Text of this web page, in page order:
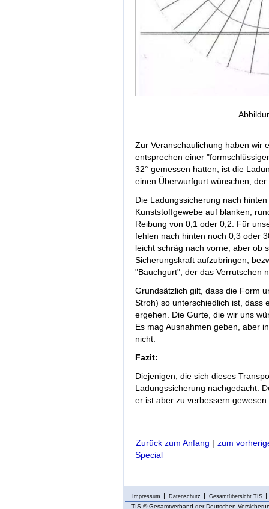
Zur Veranschaulichung haben wir
entsprechen einer
32° gemessen hatten, ist die
einen Überwurfgurt wünschen,
Die Ladungssicherung nach
Kunststoffgewebe auf blanken,
Reibung von 0,1 oder 0,2. Für
fehlen nach hinten noch 0,3 oder
leicht schräg nach vorne, aber ob
Sicherungskraft aufzubringen,
"Bauchgurt", der das Verrutschen
Grundsätzlich gilt, dass die Form
Stroh) so unterschiedlich ist, dass
ergehen. Die Gurte, die wir uns
Es mag Ausnahmen geben, aber
nicht.
Fazit:
Diejenigen, die sich dieses
Ladungssicherung nachgedacht.
er ist aber zu verbessern gewesen.
Zurück zum Anfang | zum
Special
Impressum Datenschutz Gesamtübersicht TIS
TIS © Gesamtverband der Deutschen